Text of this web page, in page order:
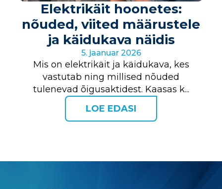
Elektrikäit hoonetes:
nõuded, viited määrustele
ja käidukava näidis
5. jaanuar 2026
Mis on elektrikäit ja käidukava, kes
vastutab ning millised nõuded
tulenevad õigusaktidest. Kaasas k...
LOE EDASI